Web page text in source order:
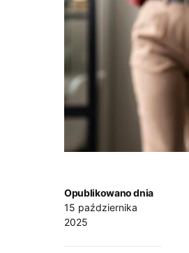
Opublikowano dnia
15 października
2025